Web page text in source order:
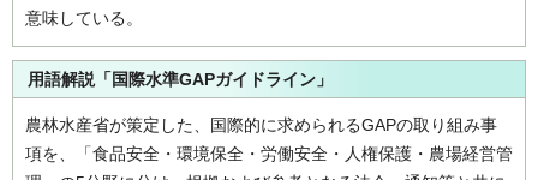
意味している。
用語解説「国際水準GAPガイドライン」
農林水産省が策定した、国際的に求められるGAPの取り組み事
項を、「食品安全・環境保全・労働安全・人権保護・農場経営管